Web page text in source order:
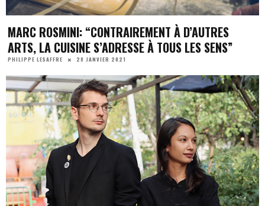
MARC ROSMINI: “CONTRAIREMENT À D’AUTRES
ARTS, LA CUISINE S’ADRESSE À TOUS LES SENS”
PHILIPPE LESAFFRE 28 JANVIER 2021